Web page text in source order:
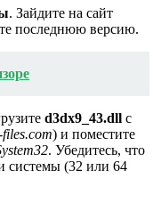
. Зайдите на сайт
последнюю версию.
d3dx9_43.dll с
) и поместите
. Убедитесь, что
системы (32 или 64